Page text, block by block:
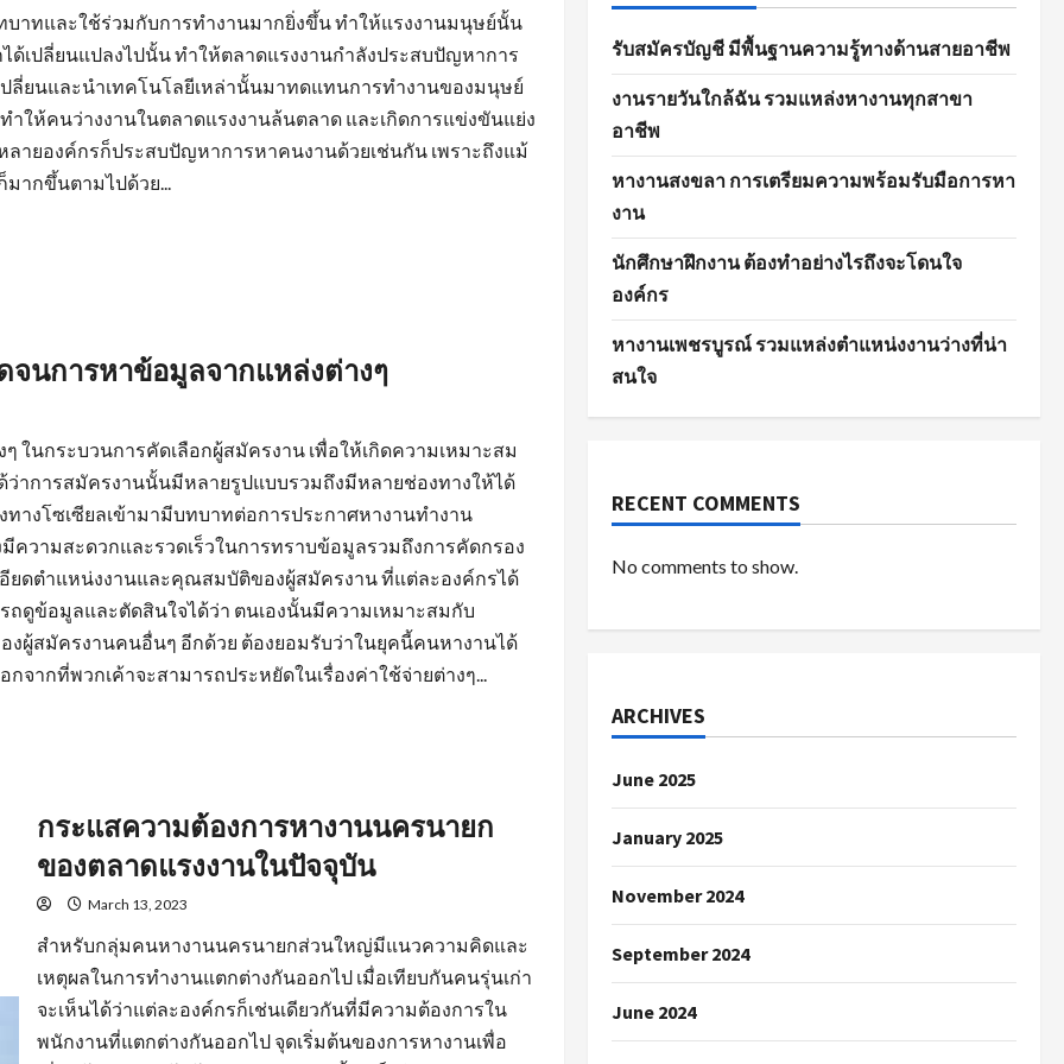
าทและใช้ร่วมกับการทำงานมากยิ่งขึ้น ทำให้แรงงานมนุษย์นั้น
เปลี่ยนแปลงไปนั้น ทำให้ตลาดแรงงานกำลังประสบปัญหาการ
ลี่ยนและนำเทคโนโลยีเหล่านั้นมาทดแทนการทำงานของมนุษย์
ให้คนว่างงานในตลาดแรงงานล้นตลาด และเกิดการแข่งขันแย่ง
ายองค์กรก็ประสบปัญหาการหาคนงานด้วยเช่นกัน เพราะถึงแม้
ากขึ้นตามไปด้วย...
นการหาข้อมูลจากแหล่งต่างๆ
นกระบวนการคัดเลือกผู้สมัครงาน เพื่อให้เกิดความเหมาะสม
าการสมัครงานนั้นมีหลายรูปแบบรวมถึงมีหลายช่องทางให้ได้
างโซเซียลเข้ามามีบทบาทต่อการประกาศหางานทำงาน
ความสะดวกและรวดเร็วในการทราบข้อมูลรวมถึงการคัดกรอง
ยดตำแหน่งงานและคุณสมบัติของผู้สมัครงาน ที่แต่ละองค์กรได้
ถดูข้อมูลและตัดสินใจได้ว่า ตนเองนั้นมีความเหมาะสมกับ
งผู้สมัครงานคนอื่นๆ อีกด้วย ต้องยอมรับว่าในยุคนี้คนหางานได้
ากที่พวกเค้าจะสามารถประหยัดในเรื่องค่าใช้จ่ายต่างๆ...
กระแสความต้องการหางานนครนายก
ของตลาดแรงงานในปัจจุบัน
March 13, 2023
สำหรับกลุ่มคนหางานนครนายกส่วนใหญ่มีแนวความคิดและ
เหตุผลในการทำงานแตกต่างกันออกไป เมื่อเทียบกันคนรุ่นเก่า
จะเห็นได้ว่าแต่ละองค์กรก็เช่นเดียวกันที่มีความต้องการใน
พนักงานที่แตกต่างกันออกไป จุดเริ่มต้นของการหางานเพื่อ
รับสมัครบัญชี มีพื้นฐานความรู้ทางด้านสายอาชีพ
งานรายวันใกล้ฉัน รวมแหล่งหางานทุกสาขา
อาชีพ
หางานสงขลา การเตรียมความพร้อมรับมือการหา
งาน
นักศึกษาฝึกงาน ต้องทำอย่างไรถึงจะโดนใจ
องค์กร
หางานเพชรบูรณ์ รวมแหล่งตำแหน่งงานว่างที่น่า
สนใจ
RECENT COMMENTS
No comments to show.
ARCHIVES
June 2025
January 2025
November 2024
September 2024
June 2024